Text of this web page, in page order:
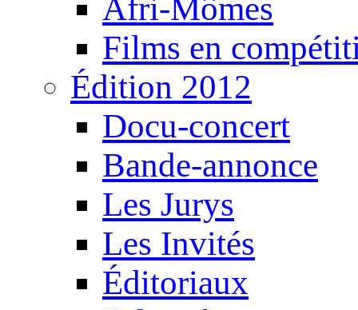
Afri-Mômes
Films en
Édition 2012
Docu-concert
Bande-annonce
Les Jurys
Les Invités
Éditoriaux